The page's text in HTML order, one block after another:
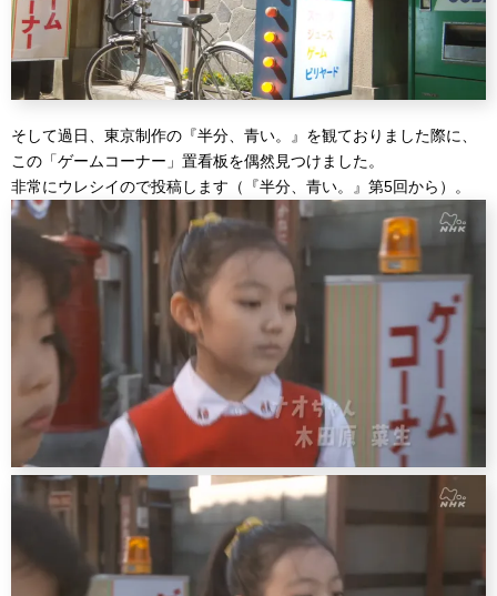
そして過日、東京制作の『半分、青い。』を観ておりました際に、
この「ゲームコーナー」置看板を偶然見つけました。
非常にウレシイので投稿します（『半分、青い。』第5回から）。